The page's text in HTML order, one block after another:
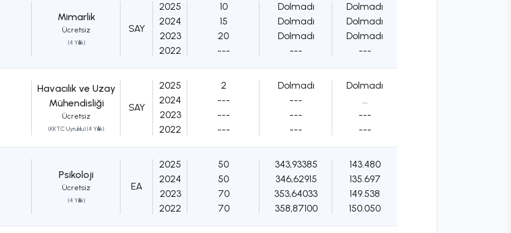
Mimarlık
Ücretsiz
(4 Yıllık)
SAY
2025
2024
2023
2022
10
15
20
---
Dolmadı
Dolmadı
Dolmadı
---
Dolmadı
Dolmadı
Dolmadı
---
Havacılık ve Uzay
Mühendisliği
Ücretsiz
(KKTC Uyruklu) (4 Yıllık)
SAY
2025
2024
2023
2022
2
---
---
---
Dolmadı
---
---
---
Dolmadı
...
---
---
Psikoloji
Ücretsiz
(4 Yıllık)
EA
2025
2024
2023
2022
50
50
70
70
343,93385
346,62915
353,64033
358,87100
143.480
135.697
149.538
150.050